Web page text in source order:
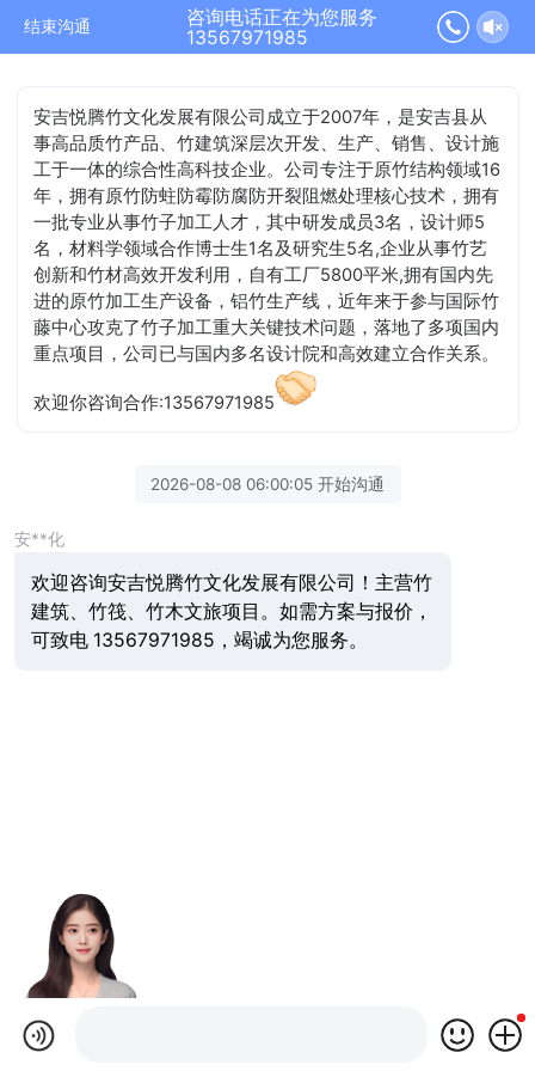
结束沟通
咨询电话正在为您服务
13567971985
安吉悦腾竹文化发展有限公司成立于2007年，是安吉县从
事高品质竹产品、竹建筑深层次开发、生产、销售、设计施
工于一体的综合性高科技企业。公司专注于原竹结构领域16
年，拥有原竹防蛀防霉防腐防开裂阻燃处理核心技术，拥有
一批专业从事竹子加工人才，其中研发成员3名，设计师5
名，材料学领域合作博士生1名及研究生5名,企业从事竹艺
创新和竹材高效开发利用，自有工厂5800平米,拥有国内先
进的原竹加工生产设备，铝竹生产线，近年来于参与国际竹
藤中心攻克了竹子加工重大关键技术问题，落地了多项国内
重点项目，公司已与国内多名设计院和高效建立合作关系。
欢迎你咨询合作:13567971985
2026-08-08 06:00:05 开始沟通
安**化
欢迎咨询安吉悦腾竹文化发展有限公司！主营竹
建筑、竹筏、竹木文旅项目。如需方案与报价，
可致电 13567971985，竭诚为您服务。